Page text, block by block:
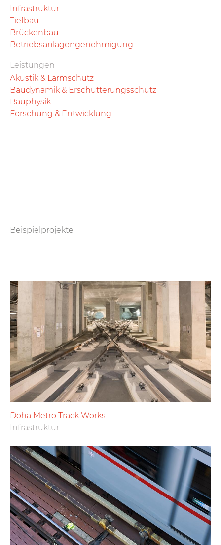
Infrastruktur
Tiefbau
Brückenbau
Betriebsanlagengenehmigung
Leistungen
Akustik & Lärmschutz
Baudynamik & Erschütterungsschutz
Bauphysik
Forschung & Entwicklung
Beispielprojekte
Doha Metro Track Works
Infrastruktur